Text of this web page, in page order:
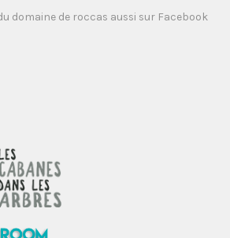
domaine de roccas aussi sur Facebook